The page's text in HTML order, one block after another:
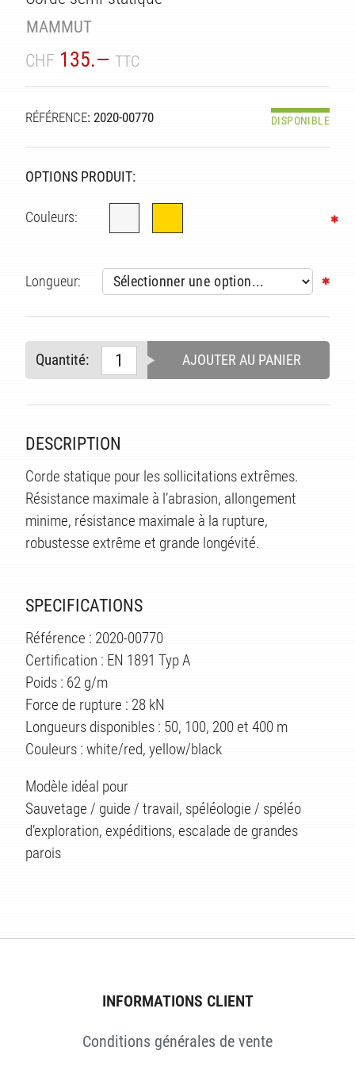
MAMMUT
CHF 135.— TTC
RÉFÉRENCE: 2020-00770 DISPONIBLE
OPTIONS PRODUIT:
Couleurs:
Longueur:
Quantité: AJOUTER AU PANIER
DESCRIPTION
Corde statique pour les sollicitations extrêmes.
Résistance maximale à l’abrasion, allongement
minime, résistance maximale à la rupture,
robustesse extrême et grande longévité.
SPECIFICATIONS
Référence : 2020-00770
Certification : EN 1891 Typ A
Poids : 62 g/m
Force de rupture : 28 kN
Longueurs disponibles : 50, 100, 200 et 400 m
Couleurs : white/red, yellow/black
Modèle idéal pour
Sauvetage / guide / travail, spéléologie / spéléo
d’exploration, expéditions, escalade de grandes
parois
INFORMATIONS CLIENT
Conditions générales de vente